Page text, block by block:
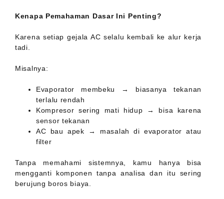
Kenapa Pemahaman Dasar Ini Penting?
Karena setiap gejala AC selalu kembali ke alur kerja
tadi.
Misalnya:
Evaporator membeku → biasanya tekanan
terlalu rendah
Kompresor sering mati hidup → bisa karena
sensor tekanan
AC bau apek → masalah di evaporator atau
filter
Tanpa memahami sistemnya, kamu hanya bisa
mengganti komponen tanpa analisa dan itu sering
berujung boros biaya.